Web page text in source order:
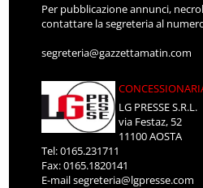
Per pubblicazione annunci,
contattare la segreteria al
segreteria@gazzettamatin.com
LG PRESSE S.R.L.
via Festaz, 52
11100 AOSTA
Tel: 0165.231711
Fax: 0165.1820141
E-mailsegreteria@lgpresse.com